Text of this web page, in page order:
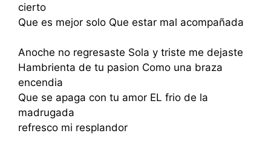
cierto
Que es mejor solo Que estar mal acompañada
Anoche no regresaste Sola y triste me dejaste
Hambrienta de tu pasion Como una braza
encendia
Que se apaga con tu amor EL frio de la
madrugada
refresco mi resplandor